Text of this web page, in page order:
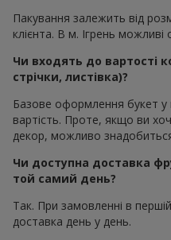
Пакування залежить від
клієнта. В м. Ігрень можливі
Чи входять до вартості
стрічки, листівка)?
Базове оформлення букет у
вартість. Проте, якщо ви
декор, можливо
Чи доступна доставка
той самий день?
Так. При замовленні в
доставка день у день.